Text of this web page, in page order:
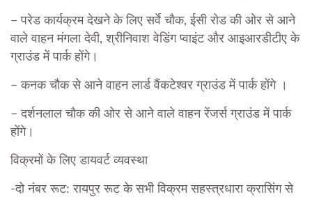
– परेड कार्यक्रम देखने के लिए सर्वे चौक, ईसी रोड की ओर से आने
वाले वाहन मंगला देवी, श्रीनिवाश वेडिंग प्वाइंट और आइआरडीटीए के
ग्राउंड में पार्क होंगे।
– कनक चौक से आने वाहन लार्ड वैंकटेश्वर ग्राउंड में पार्क होंगे ।
– दर्शनलाल चौक की ओर से आने वाले वाहन रेंजर्स ग्राउंड में पार्क
होंगे।
विक्रमों के लिए डायवर्ट व्यवस्था
-दो नंबर रूट: रायपुर रूट के सभी विक्रम सहस्त्रधारा क्रासिंग से